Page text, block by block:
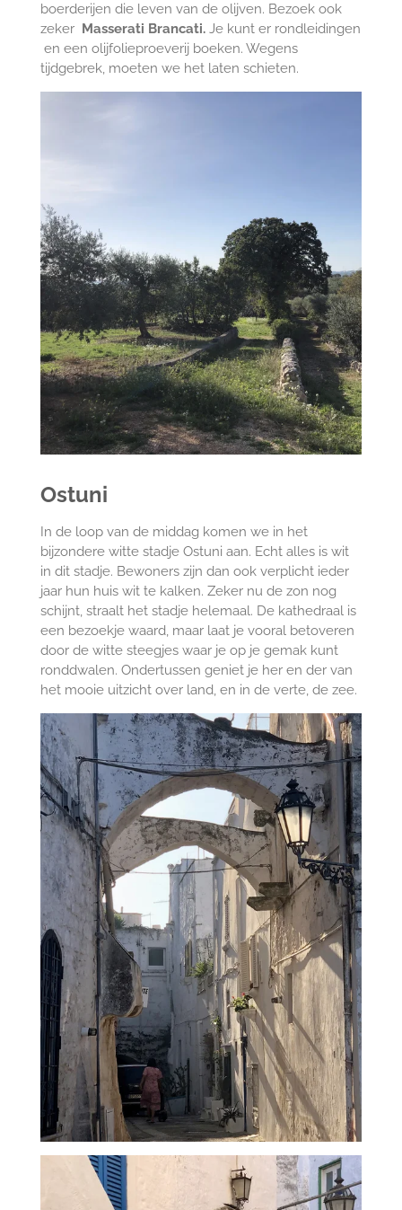
boerderijen die leven van de olijven. Bezoek ook
zeker Masserati Brancati.Je kunt er rondleidingen
en een olijfolieproeverij boeken. Wegens
tijdgebrek, moeten we het laten schieten.
Ostuni
In de loop van de middag komen we in het
bijzondere witte stadje Ostuni aan. Echt alles is wit
in dit stadje. Bewoners zijn dan ook verplicht ieder
jaar hun huis wit te kalken. Zeker nu de zon nog
schijnt, straalt het stadje helemaal. De kathedraal is
een bezoekje waard, maar laat je vooral betoveren
door de witte steegjes waar je op je gemak kunt
ronddwalen. Ondertussen geniet je her en der van
het mooie uitzicht over land, en in de verte, de zee.